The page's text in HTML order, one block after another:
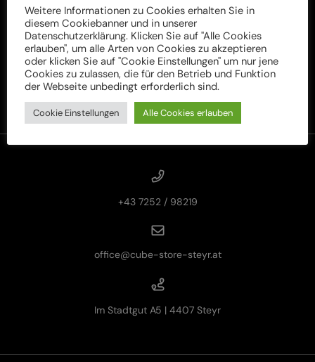
+43 7252 / 98219
office@cube-store-steyr.at
Im Stadtgut A5 | 4407 Steyr
Weitere Informationen zu Cookies erhalten Sie in
diesem Cookiebanner und in unserer
Datenschutzerklärung. Klicken Sie auf "Alle Cookies
erlauben", um alle Arten von Cookies zu akzeptieren
oder klicken Sie auf "Cookie Einstellungen" um nur jene
Cookies zu zulassen, die für den Betrieb und Funktion
der Webseite unbedingt erforderlich sind.
Cookie Einstellungen Alle Cookies erlauben